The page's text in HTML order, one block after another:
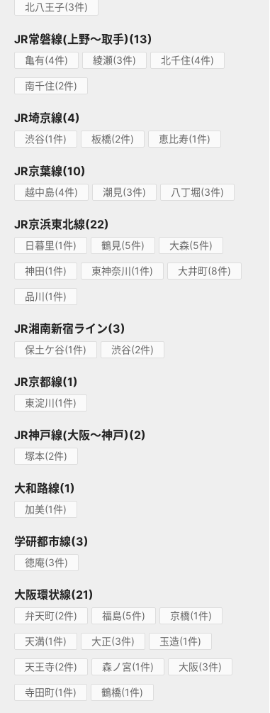
北八王子(3件)
JR常磐線(上野～取手)(13)
亀有(4件) 綾瀬(3件) 北千住(4件)
南千住(2件)
JR埼京線(4)
渋谷(1件) 板橋(2件) 恵比寿(1件)
JR京葉線(10)
越中島(4件) 潮見(3件) 八丁堀(3件)
JR京浜東北線(22)
日暮里(1件) 鶴見(5件) 大森(5件)
神田(1件) 東神奈川(1件) 大井町(8件)
品川(1件)
JR湘南新宿ライン(3)
保土ケ谷(1件) 渋谷(2件)
JR京都線(1)
東淀川(1件)
JR神戸線(大阪～神戸)(2)
塚本(2件)
大和路線(1)
加美(1件)
学研都市線(3)
徳庵(3件)
大阪環状線(21)
弁天町(2件) 福島(5件) 京橋(1件)
天満(1件) 大正(3件) 玉造(1件)
天王寺(2件) 森ノ宮(1件) 大阪(3件)
寺田町(1件) 鶴橋(1件)